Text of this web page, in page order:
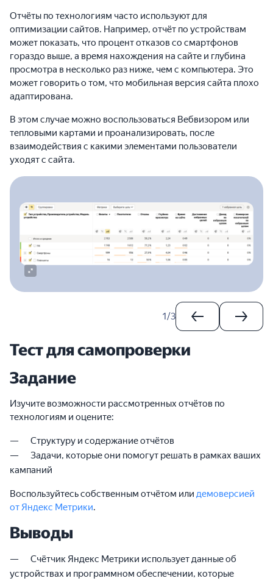
Отчёты по технологиям часто используют для
оптимизации сайтов. Например, отчёт по устройствам
может показать, что процент отказов со смартфонов
гораздо выше, а время нахождения на сайте и глубина
просмотра в несколько раз ниже, чем с компьютера. Это
может говорить о том, что мобильная версия сайта плохо
адаптирована.
В этом случае можно воспользоваться Вебвизором или
тепловыми картами и проанализировать, после
взаимодействия с какими элементами пользователи
уходят с сайта.
1/3
Тест для самопроверки
Задание
Изучите возможности рассмотренных отчётов по
технологиям и оцените:
Структуру и содержание отчётов
Задачи, которые они помогут решать в рамках ваших
кампаний
Воспользуйтесь собственным отчётом илидемоверсией
от Яндекс Метрики.
Выводы
Счётчик Яндекс Метрики использует данные об
устройствах и программном обеспечении, которые